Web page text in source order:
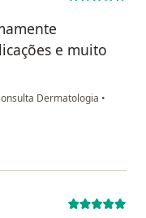
e muito
Dermatologia •